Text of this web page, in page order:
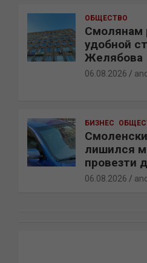
ОБЩЕСТВО
Смолянам
удобной
Желябова
06.08.2026
БИЗНЕС
лишился
провезти
06.08.2026